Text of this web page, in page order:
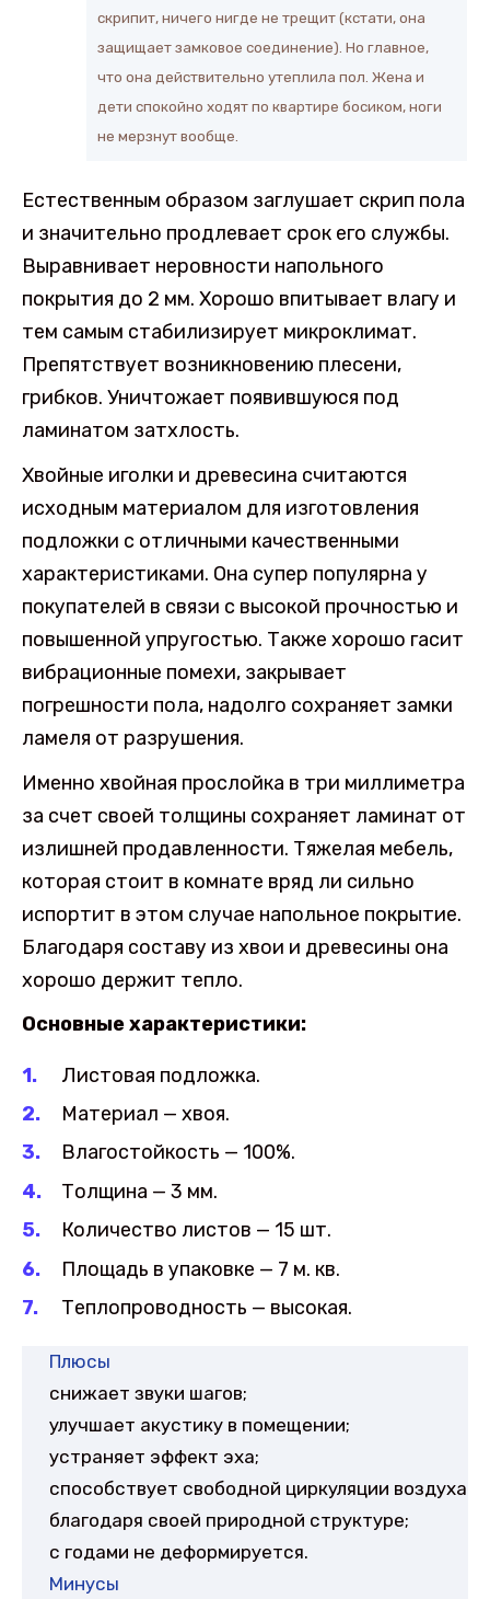
скрипит, ничего нигде не трещит (кстати, она
защищает замковое соединение). Но главное,
что она действительно утеплила пол. Жена и
дети спокойно ходят по квартире босиком, ноги
не мерзнут вообще.
Естественным образом заглушает скрип пола
и значительно продлевает срок его службы.
Выравнивает неровности напольного
покрытия до 2 мм. Хорошо впитывает влагу и
тем самым стабилизирует микроклимат.
Препятствует возникновению плесени,
грибков. Уничтожает появившуюся под
ламинатом затхлость.
Хвойные иголки и древесина считаются
исходным материалом для изготовления
подложки с отличными качественными
характеристиками. Она супер популярна у
покупателей в связи с высокой прочностью и
повышенной упругостью. Также хорошо гасит
вибрационные помехи, закрывает
погрешности пола, надолго сохраняет замки
ламеля от разрушения.
Именно хвойная прослойка в три миллиметра
за счет своей толщины сохраняет ламинат от
излишней продавленности. Тяжелая мебель,
которая стоит в комнате вряд ли сильно
испортит в этом случае напольное покрытие.
Благодаря составу из хвои и древесины она
хорошо держит тепло.
Основные характеристики:
Листовая подложка.
Материал — хвоя.
Влагостойкость — 100%.
Толщина — 3 мм.
Количество листов — 15 шт.
Площадь в упаковке — 7 м. кв.
Теплопроводность — высокая.
Плюсы
снижает звуки шагов;
улучшает акустику в помещении;
устраняет эффект эха;
способствует свободной циркуляции воздуха
благодаря своей природной структуре;
с годами не деформируется.
Минусы